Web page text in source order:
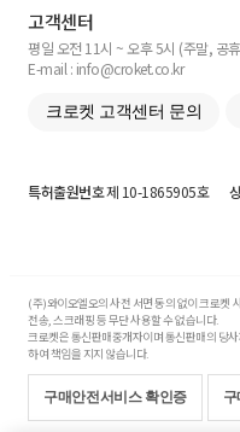
고객센터
평일 오전 11시 ~ 오후 5시 (주말, 공
E-mail : info@croket.co.kr
크로켓 고객센터 문의
특허출원번호제 10-1865905호
(주)와이오엘오의 사전 서면 동의 없이 크로켓
전송, 스크래핑 등 무단 사용할 수 없습니다.
크로켓은 통신판매중개자이며 통신판매의 당
하여 책임을 지지 않습니다.
구매안전서비스 확인증